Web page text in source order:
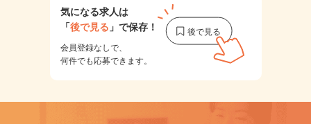
気になる求人は
「後で見る 」で保存！
会員登録なしで、
何件でも応募できます。